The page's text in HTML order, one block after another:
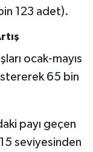
123 adet).
ocak-mayıs
65 bin
payı geçen
seviyesinden